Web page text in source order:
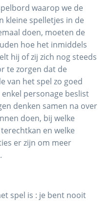
waarop we de
kleine spelletjes in de
doen, moeten de
hoe het inmiddels
hij of zij zich nog steeds
te zorgen dat de
van het spel zo goed
personage beslist
denken samen na over
doen, bij welke
en welke
er zijn om meer
spel is : je bent nooit